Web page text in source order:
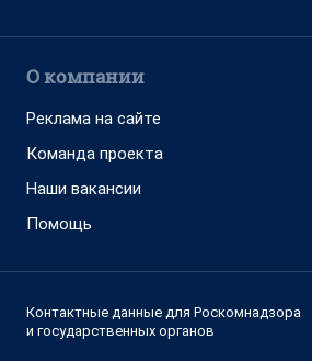
О компании
Реклама на сайте
Команда проекта
Наши вакансии
Помощь
Контактные данные для Роскомнадзора
и государственных органов